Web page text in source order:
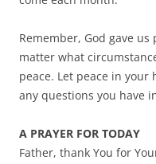
Remember, God gave
matter what
peace. Let peace in
any questions you have
A PRAYER FOR TODAY
Father, thank You for